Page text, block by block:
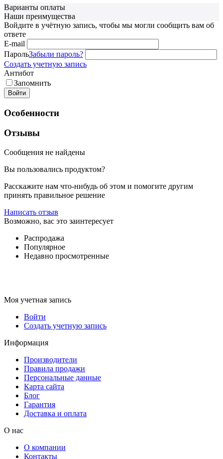
Варианты оплаты
Наши преимущества
Войдите в учётную запись, чтобы мы могли сообщить вам об
ответе
E-mail
ПарольЗабыли пароль?
Создать учетную запись
Антибот
Запомнить
Войти
Особенности
Отзывы
Сообщения не найдены
Вы пользовались продуктом?
Расскажите нам что-нибудь об этом и помогите другим
принять правильное решение
Написать отзыв
Возможно, вас это заинтересует
Распродажа
Популярное
Недавно просмотренные
Моя учетная запись
Войти
Создать учетную запись
Информация
Производители
Правила продажи
Персональные данные
Карта сайта
Блог
Гарантия
Доставка и оплата
О нас
О компании
Контакты